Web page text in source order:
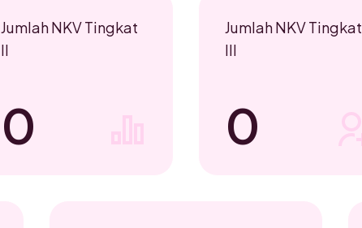
Jumlah NKV Tingkat
II
0
Jumlah NKV Tingkat
III
0